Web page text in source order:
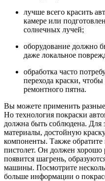
лучше всего красить
камере или
солнечных лучей;
оборудование должно
даже локальное
обработка часто
перехода краски,
ремонтного пятна.
Вы можете применить
Но технология покраски
должна быть соблюдена. Для
материалы, достойную
компоненты. Также
пистолет. Он должен хорошо
появится шагрень,
машины. Посмотрите
больше информации о